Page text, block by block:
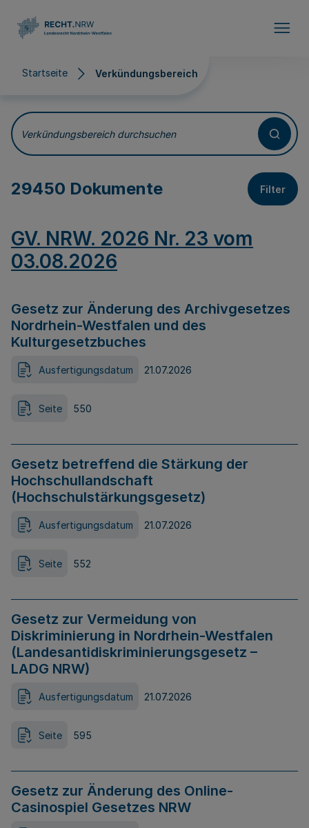
Startseite Verkündungsbereich
Verkündungsbereich
Verkündungsbereich durchsuchen
29450 Dokumente Filter
GV. NRW. 2026 Nr. 23 vom
03.08.2026
Gesetz zur Änderung des Archivgesetzes
Nordrhein-Westfalen und des
Kulturgesetzbuches
Ausfertigungsdatum 21.07.2026
Seite 550
Gesetz betreffend die Stärkung der
Hochschullandschaft
(Hochschulstärkungsgesetz)
Ausfertigungsdatum 21.07.2026
Seite 552
Gesetz zur Vermeidung von
Diskriminierung in Nordrhein-Westfalen
(Landesantidiskriminierungsgesetz –
LADG NRW)
Ausfertigungsdatum 21.07.2026
Seite 595
Gesetz zur Änderung des Online-
Casinospiel Gesetzes NRW